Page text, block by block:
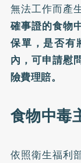
無法工作而產
確事證的食物
保單， 是否有
內 ，可申請慰
險費理賠。
食物中毒
依照衛生福利